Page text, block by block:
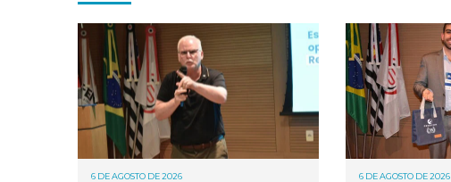
6 DE AGOSTO DE 2026 6 DE AGOSTO DE 2026